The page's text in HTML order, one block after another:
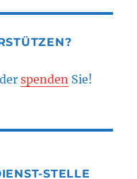
spenden Sie!
STELLE